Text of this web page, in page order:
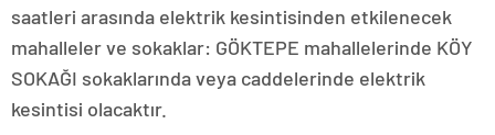
saatleri arasında elektrik kesintisinden etkilenecek
mahalleler ve sokaklar: GÖKTEPE mahallelerinde KÖY
SOKAĞI sokaklarında veya caddelerinde elektrik
kesintisi olacaktır.